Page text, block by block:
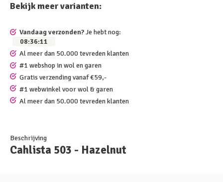
Bekijk meer varianten:
Vandaag verzonden?Je hebt nog:
08:36:11
Al meer dan 50.000 tevreden klanten
#1 webshop in wol en garen
Gratis verzending vanaf €59,-
#1 webwinkel voor wol & garen
Al meer dan 50.000 tevreden klanten
Beschrijving
Cahlista 503 - Hazelnut